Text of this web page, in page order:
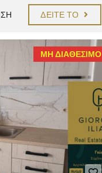
ΔΕΊΤΕ ΤΟ
ΜΗ ΔΙΑΘΈΣΙΜΟ